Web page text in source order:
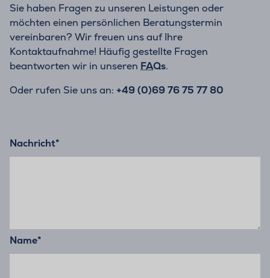
Sie haben Fragen zu unseren Leistungen oder
möchten einen persönlichen Beratungstermin
vereinbaren? Wir freuen uns auf Ihre
Kontaktaufnahme! Häufig gestellte Fragen
beantworten wir in unseren FAQs.
Oder rufen Sie uns an: +49 (0)69 76 75 77 80
Nachricht*
Name*